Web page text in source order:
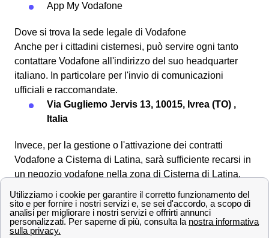
App My Vodafone
Dove si trova la sede legale di Vodafone
Anche per i cittadini cisternesi, può servire ogni tanto
contattare Vodafone all'indirizzo del suo headquarter
italiano. In particolare per l'invio di comunicazioni
ufficiali e raccomandate.
Via Gugliemo Jervis 13, 10015, Ivrea (TO) ,
Italia
Invece, per la gestione o l'attivazione dei contratti
Vodafone a Cisterna di Latina, sarà sufficiente recarsi in
un negozio vodafone nella zona di Cisterna di Latina.
Verdi
Gli abitanti di Cisterna di Latina possono chiamare un
operatore Vodafone, virtuale o reale, attraverso i